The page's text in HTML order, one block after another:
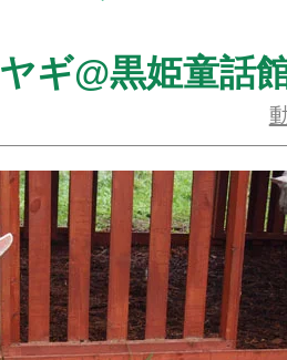
ヤギ@黒姫童話